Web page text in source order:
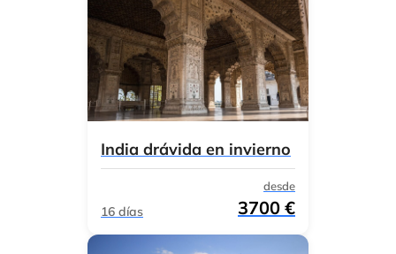
India drávida en invierno
16 días
desde
3700 €